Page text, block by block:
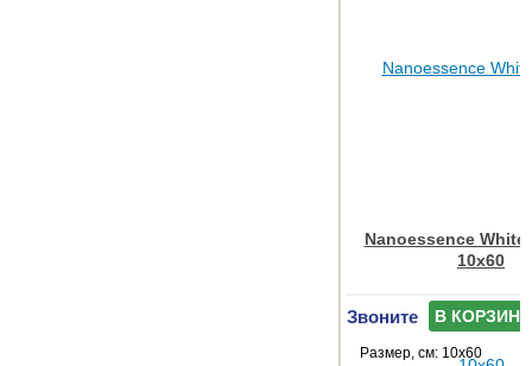
Nanoessence White
10x60
Звоните В КОРЗИНУ
Размер, см: 10x60